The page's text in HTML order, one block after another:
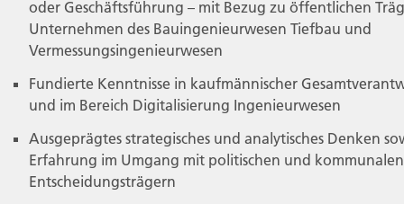
oder Geschäftsführung – mit Bezug zu öffentlichen
Unternehmen des Bauingenieurwesen Tiefbau und
Vermessungsingenieurwesen
Fundierte Kenntnisse in kaufmännischer
und im Bereich Digitalisierung Ingenieurwesen
Ausgeprägtes strategisches und analytisches Denken
Erfahrung im Umgang mit politischen und kommunalen
Entscheidungsträgern